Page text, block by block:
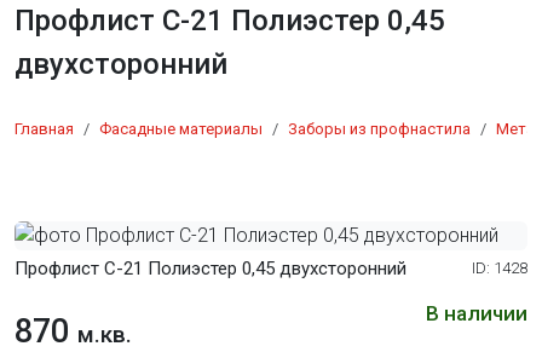
Профлист С-21 Полиэстер 0,45
двухсторонний
Главная Фасадные материалы Заборы из профнастила
Профлист С-21 Полиэстер 0,45 двухсторонний ID: 1428
В наличии
870 м.кв.